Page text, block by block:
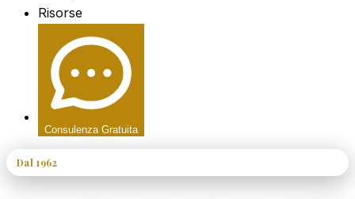
Risorse
Consulenza Gratuita
Dal 1962